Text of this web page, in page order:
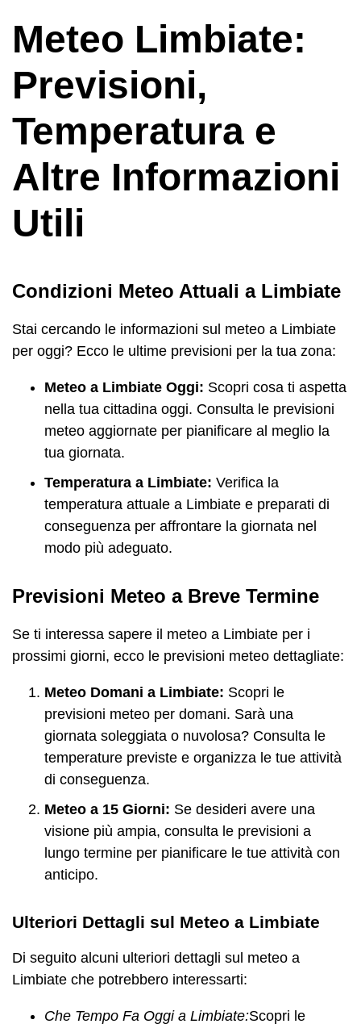
Meteo Limbiate:
Previsioni,
Temperatura e
Altre Informazioni
Utili
Condizioni Meteo Attuali a Limbiate
Stai cercando le informazioni sul meteo a Limbiate
per oggi? Ecco le ultime previsioni per la tua zona:
Meteo a Limbiate Oggi: Scopri cosa ti aspetta
nella tua cittadina oggi. Consulta le previsioni
meteo aggiornate per pianificare al meglio la
tua giornata.
Temperatura a Limbiate: Verifica la
temperatura attuale a Limbiate e preparati di
conseguenza per affrontare la giornata nel
modo più adeguato.
Previsioni Meteo a Breve Termine
Se ti interessa sapere il meteo a Limbiate per i
prossimi giorni, ecco le previsioni meteo dettagliate:
Meteo Domani a Limbiate: Scopri le
previsioni meteo per domani. Sarà una
giornata soleggiata o nuvolosa? Consulta le
temperature previste e organizza le tue attività
di conseguenza.
Meteo a 15 Giorni: Se desideri avere una
visione più ampia, consulta le previsioni a
lungo termine per pianificare le tue attività con
anticipo.
Ulteriori Dettagli sul Meteo a Limbiate
Di seguito alcuni ulteriori dettagli sul meteo a
Limbiate che potrebbero interessarti:
Che Tempo Fa Oggi a Limbiate:Scopri le